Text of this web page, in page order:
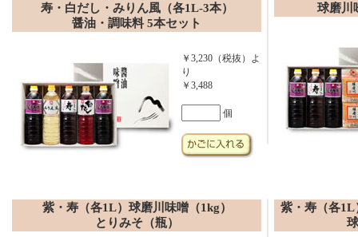
寿・白だし・みりん風（各1L-3本）
醤油・調味料 5本セット
￥3,230（税抜）よ
り
￥3,488
個
球磨川
紫・寿（各1L）球磨川味噌（1kg）
とりみそ（瓶）
紫・寿（各1L